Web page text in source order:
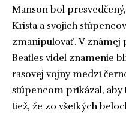
Manson bol
Krista a svojich
zmanipulovať. V známej
Beatles videl znamenie
rasovej vojny medzi
stúpencom prikázal,
tiež, že zo všetkých